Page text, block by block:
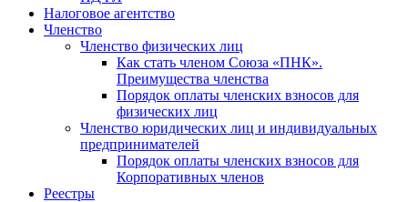
Налоговое агентство
Членство
Членство физических лиц
Как стать членом Союза «ПНК».
Преимущества членства
Порядок оплаты членских взносов для
физических лиц
Членство юридических лиц и индивидуальных
предпринимателей
Порядок оплаты членских взносов для
Корпоративных членов
Реестры